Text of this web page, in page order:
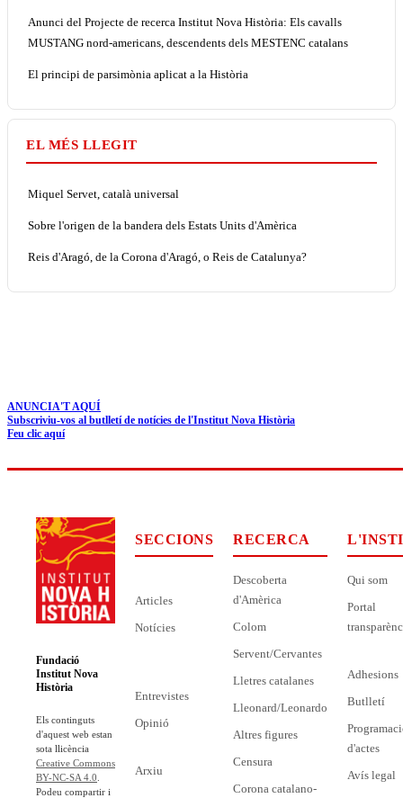
Anunci del Projecte de recerca Institut Nova Història: Els cavalls
MUSTANG nord-americans, descendents dels MESTENC catalans
El principi de parsimònia aplicat a la Història
EL MÉS LLEGIT
Miquel Servet, català universal
Sobre l'origen de la bandera dels Estats Units d'Amèrica
Reis d'Aragó, de la Corona d'Aragó, o Reis de Catalunya?
ANUNCIA'T AQUÍ
Subscriviu-vos al butlletí de notícies de l'Institut Nova Història
Feu clic aquí
Fundació
Institut Nova
Història
Els continguts
d'aquest web estan
sota llicència
Creative Commons
BY-NC-SA 4.0
Podeu compartir i
SECCIONS
Articles
Notícies
Entrevistes
Opinió
Arxiu
RECERCA
Descoberta
d'Amèrica
Colom
Servent/Cervantes
Lletres catalanes
Lleonard/Leonardo
Altres figures
Censura
Corona catalano-
Qui som
Portal
Adhesions
Butlletí
d'actes
Avís legal